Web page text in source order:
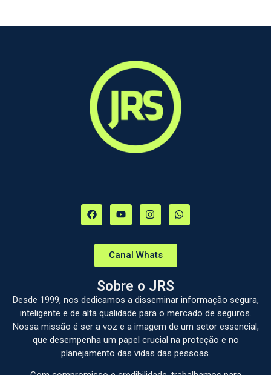
Canal Whats
Sobre o JRS
Desde 1999, nos dedicamos a disseminar informação segura,
inteligente e de alta qualidade para o mercado de seguros.
Nossa missão é ser a voz e a imagem de um setor essencial,
que desempenha um papel crucial na proteção e no
planejamento das vidas das pessoas.